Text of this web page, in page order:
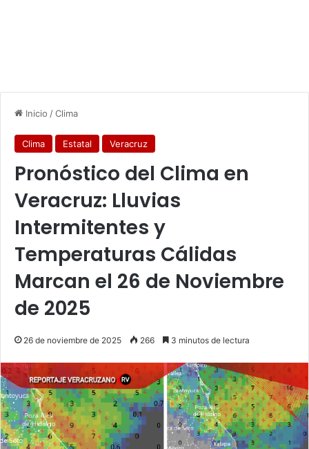
Inicio /Clima
Clima Estatal Veracruz
Pronóstico del Clima en
Veracruz: Lluvias
Intermitentes y
Temperaturas Cálidas
Marcan el 26 de Noviembre
de 2025
26 de noviembre de 2025 266 3 minutos de lectura